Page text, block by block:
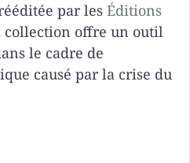
par les Éditions
collection offre un outil
le cadre de
causé par la crise du